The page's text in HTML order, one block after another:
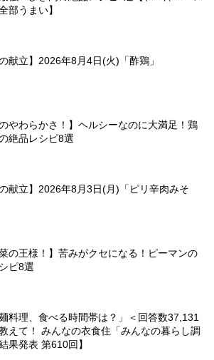
部うまい】
の献立】2026年8月4日(火)「酢鶏」
のやわらかさ！】ヘルシーなのに大満足！鶏
絶品レシピ8選
の献立】2026年8月3日(月)「ピリ辛肉みそ
菜の王様！】苦みがクセになる！ピーマンの
ピ8選
麺料理、食べる時間帯は？」＜回答数37,131
えて！ みんなの衣食住「みんなの暮らし調
果発表 第610回】